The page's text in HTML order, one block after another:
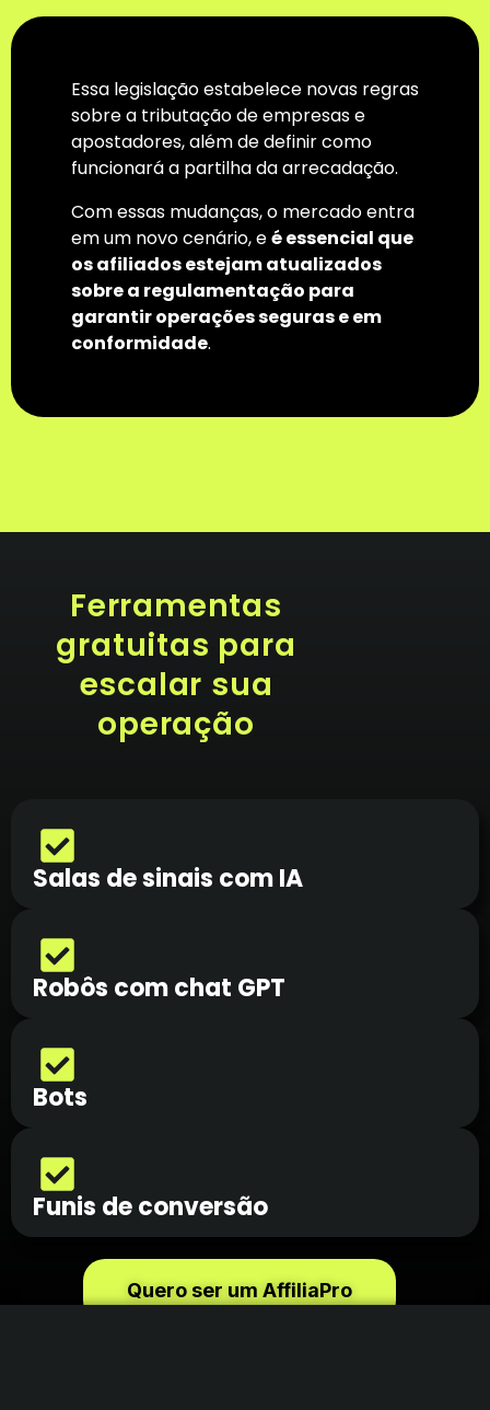
Essa legislação estabelece novas regras
sobre a tributação de empresas e
apostadores, além de definir como
funcionará a partilha da arrecadação.
Com essas mudanças, o mercado entra
em um novo cenário, eé essencial que
os afiliados estejam atualizados
sobre a regulamentação para
garantir operações seguras e em
conformidade.
Ferramentas
gratuitas para
escalar sua
operação
Salas de sinais com IA
Robôs com chat GPT
Bots
Funis de conversão
Quero ser um AffiliaPro